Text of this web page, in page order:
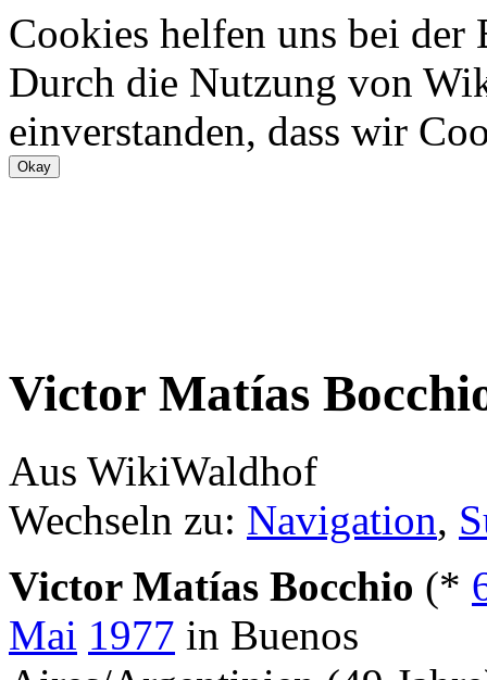
Cookies helfen uns bei
Durch die Nutzung von
einverstanden, dass wir
Victor Matías
Aus WikiWaldhof
Wechseln zu: Navigation,
Victor Matías Bocchio (*
Mai 1977 in Buenos